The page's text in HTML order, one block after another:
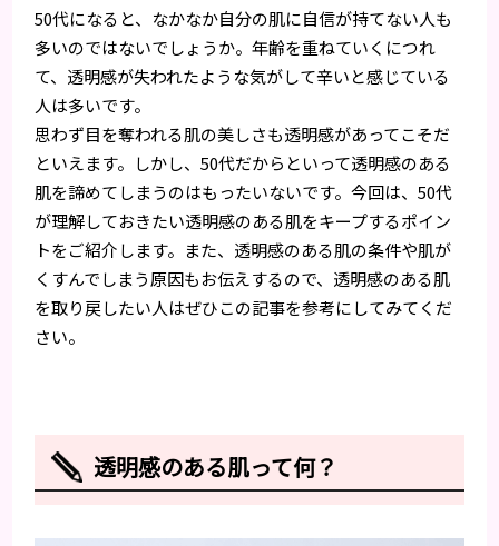
50代になると、なかなか自分の肌に自信が持てない人も
多いのではないでしょうか。年齢を重ねていくにつれ
て、透明感が失われたような気がして辛いと感じている
人は多いです。
思わず目を奪われる肌の美しさも透明感があってこそだ
といえます。しかし、50代だからといって透明感のある
肌を諦めてしまうのはもったいないです。今回は、50代
が理解しておきたい透明感のある肌をキープするポイン
トをご紹介します。また、透明感のある肌の条件や肌が
くすんでしまう原因もお伝えするので、透明感のある肌
を取り戻したい人はぜひこの記事を参考にしてみてくだ
さい。
透明感のある肌って何？